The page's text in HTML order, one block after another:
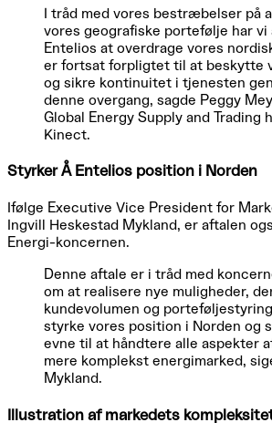
I tråd med vores bestræbelser på
vores geografiske portefølje har vi
Entelios at overdrage vores
er fortsat forpligtet til at beskytte
og sikre kontinuitet i tjenesten
denne overgang, sagde Peggy
Global Energy Supply and Trading
Kinect.
Styrker Å Entelios position i Norden
Ifølge Executive Vice President for
Ingvill Heskestad Mykland, er aftalen
Energi-koncernen.
Denne aftale er i tråd med
om at realisere nye muligheder,
kundevolumen og
styrke vores position i Norden og
evne til at håndtere alle aspekter
mere komplekst energimarked,
Mykland.
Illustration af markedets